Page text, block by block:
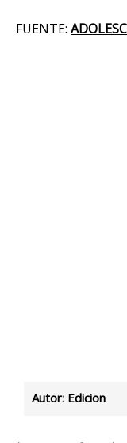
FUENTE:
Autor: Edicion